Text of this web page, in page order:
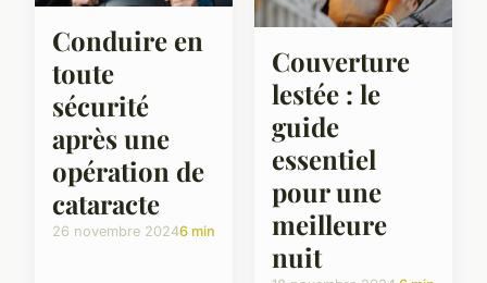
Conduire en
toute
sécurité
après une
opération de
cataracte
26 novembre 20246 min
Couverture
lestée : le
guide
essentiel
pour une
meilleure
nuit